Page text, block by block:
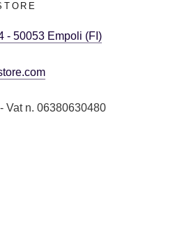
- 50053 Empoli (FI)
Vat n. 06380630480